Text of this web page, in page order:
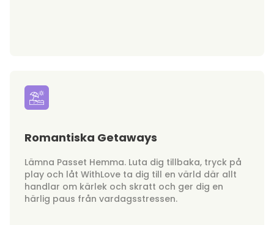
Romantiska Getaways
Lämna Passet Hemma. Luta dig tillbaka, tryck på
play och låt WithLove ta dig till en värld där allt
handlar om kärlek och skratt och ger dig en
härlig paus från vardagsstressen.